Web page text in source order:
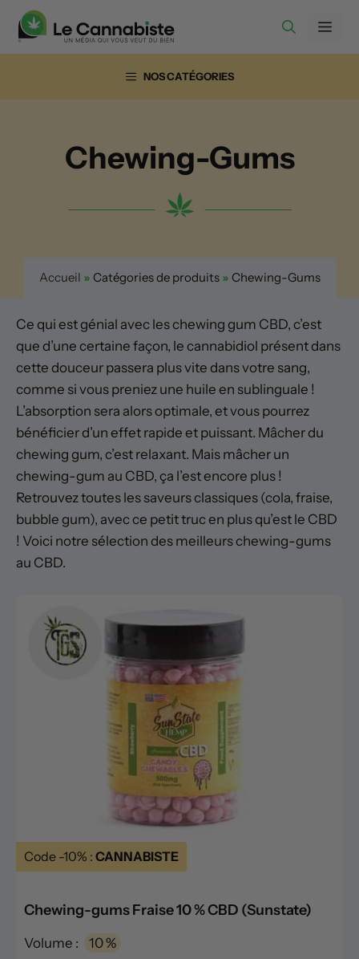
Aller
contenu
NOS CATÉGORIES
Chewing-Gums
Accueil » Catégories de produits» Chewing-Gums
Ce qui est génial avec les chewing gum CBD, c’est
que d’une certaine façon, le cannabidiol présent dans
cette douceur passera plus vite dans votre sang,
comme si vous preniez une huile en sublinguale !
L’absorption sera alors optimale, et vous pourrez
bénéficier d’un effet rapide et puissant. Mâcher du
chewing gum, c’est relaxant. Mais mâcher un
chewing-gum au CBD, ça l’est encore plus !
Retrouvez toutes les saveurs classiques (cola, fraise,
bubble gum), avec ce petit truc en plus qu’est le CBD
! Voici notre sélection des meilleurs chewing-gums
au CBD.
Code -10% : CANNABISTE
Chewing-gums Fraise 10 % CBD (Sunstate)
Volume : 10 %